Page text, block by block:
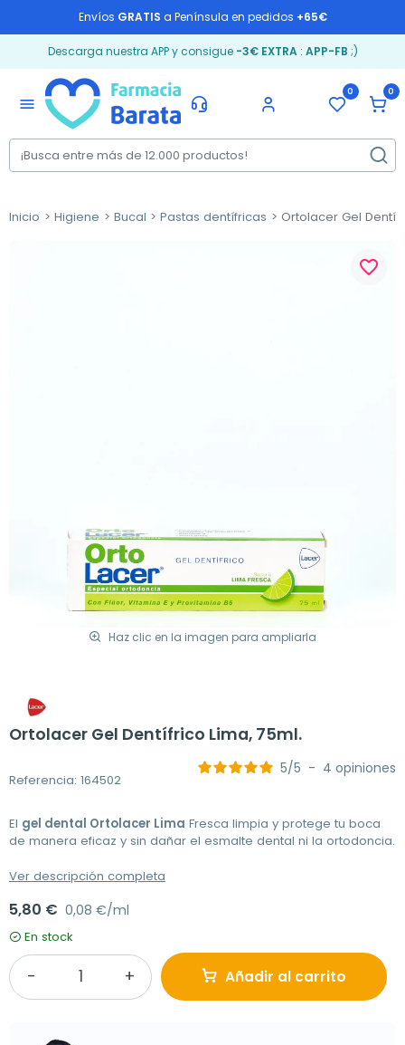
Envíos GRATIS a Península en pedidos +65€
Descarga nuestra APP y consigue -3€ EXTRA: APP-FB ;)
menu
0 0
Inicio Higiene Bucal Pastas dentífricas Ortolacer Gel
Haz clic en la imagen para ampliarla
favorite_border
Ortolacer Gel Dentífrico Lima, 75ml.
Referencia: 164502
5/5 - 4 opiniones
El gel dental Ortolacer Lima Fresca limpia y protege tu boca
de manera eficaz y sin dañar el esmalte dental ni la ortodoncia.
Ver descripción completa
5,80 € 0,08 €/ml
En stock
Añadir al carrito